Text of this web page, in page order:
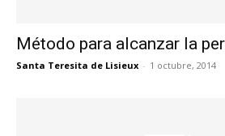
Método para alcanzar la
Santa Teresita de Lisieux - 1 octubre, 2014